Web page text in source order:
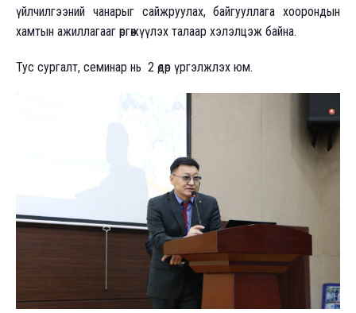
үйлчилгээний чанарыг сайжруулах, байгууллага хоорондын
хамтын ажиллагааг өргөжүүлэх талаар хэлэлцэж байна.
Тус сургалт, семинар нь 2 өдөр үргэлжлэх юм.